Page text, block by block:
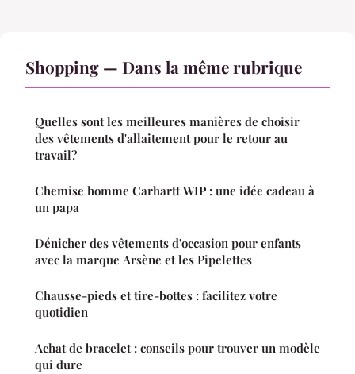
Shopping — Dans la même rubrique
Quelles sont les meilleures manières de choisir
des vêtements d'allaitement pour le retour au
travail?
Chemise homme Carhartt WIP : une idée cadeau à
un papa
Dénicher des vêtements d'occasion pour enfants
avec la marque Arsène et les Pipelettes
Chausse-pieds et tire-bottes : facilitez votre
quotidien
Achat de bracelet : conseils pour trouver un modèle
qui dure